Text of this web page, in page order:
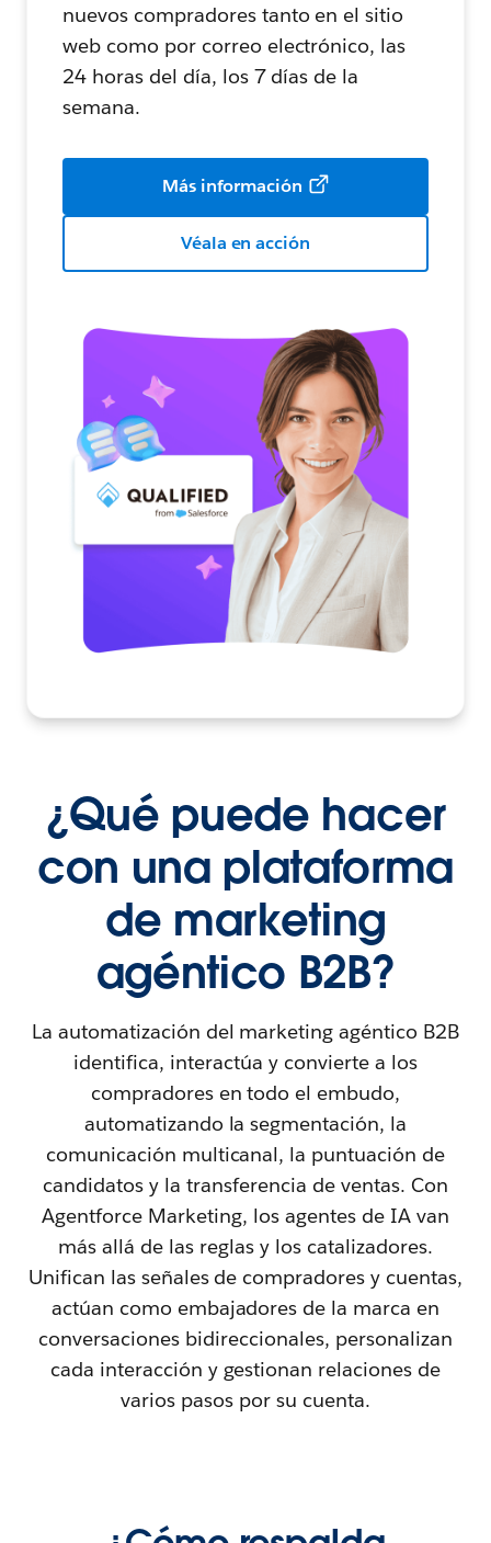
nuevos compradores tanto en el sitio
web como por correo electrónico, las
24 horas del día, los 7 días de la
semana.
Más información
Véala en acción
¿Qué puede hacer
con una plataforma
de marketing
agéntico B2B?
La automatización del marketing agéntico B2B
identifica, interactúa y convierte a los
compradores en todo el embudo,
automatizando la segmentación, la
comunicación multicanal, la puntuación de
candidatos y la transferencia de ventas. Con
Agentforce Marketing, los agentes de IA van
más allá de las reglas y los catalizadores.
Unifican las señales de compradores y cuentas,
actúan como embajadores de la marca en
conversaciones bidireccionales, personalizan
cada interacción y gestionan relaciones de
varios pasos por su cuenta.